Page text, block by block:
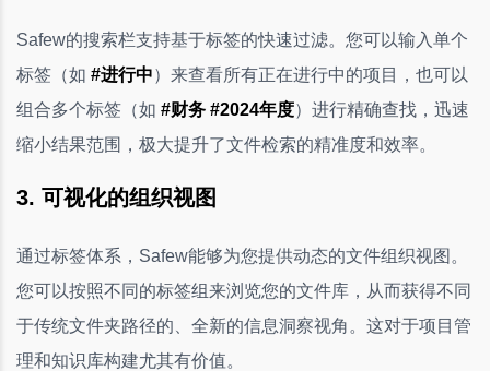
Safew的搜索栏支持基于标签的快速过滤。您可以输入单个
标签（如 #进行中）来查看所有正在进行中的项目，也可以
组合多个标签（如 #财务 #2024年度）进行精确查找，迅速
缩小结果范围，极大提升了文件检索的精准度和效率。
3. 可视化的组织视图
通过标签体系，Safew能够为您提供动态的文件组织视图。
您可以按照不同的标签组来浏览您的文件库，从而获得不同
于传统文件夹路径的、全新的信息洞察视角。这对于项目管
理和知识库构建尤其有价值。